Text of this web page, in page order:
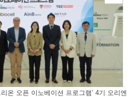
온 오픈 이노베이션 프로그램’ 4기 오리엔